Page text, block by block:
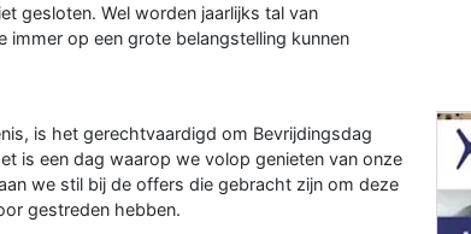
gesloten. Wel worden jaarlijks tal van
op een grote belangstelling kunnen
is het gerechtvaardigd om Bevrijdingsdag
is een dag waarop we volop genieten van onze
we stil bij de offers die gebracht zijn om deze
gestreden hebben.